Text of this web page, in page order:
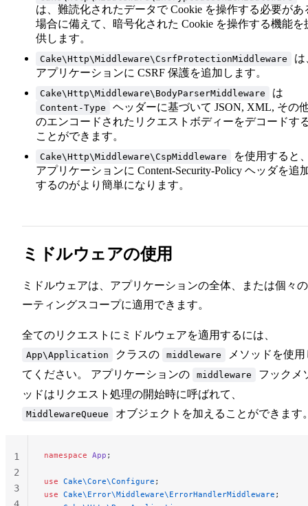
は、難読化されたデータで Cookie を操作する必要があ
場合に備えて、暗号化された Cookie を操作する機能を
供します。
Cake\Http\Middleware\CsrfProtectionMiddleware
は
アプリケーションに CSRF 保護を追加します。
Cake\Http\Middleware\BodyParserMiddleware は
Content-Type
ヘッダーに基づいて JSON, XML, その
のエンコードされたリクエストボディーをデコードす
ことができます。
Cake\Http\Middleware\CspMiddleware
を使用すると
アプリケーションに Content-Security-Policy ヘッダを追
するのがより簡単になります。
ミドルウェアの使用
ミドルウェアは、アプリケーションの全体、または個々
ーティングスコープに適用できます。
全てのリクエストにミドルウェアを適用するには、
App\Application クラスの middleware
メソッドを使用
てください。 アプリケーションの
middleware
フックメ
ッドはリクエスト処理の開始時に呼ばれて、
MiddlewareQueue オブジェクトを加えることができます
namespace App ;
use Cake\Core\Configure ;
use Cake\Error\Middleware\ErrorHandlerMiddleware ;
1
2
3
4